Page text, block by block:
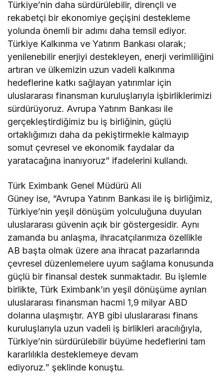
Türkiye’nin daha sürdürülebilir, dirençli ve
rekabetçi bir ekonomiye geçişini destekleme
yolunda önemli bir adımı daha temsil ediyor.
Türkiye Kalkınma ve Yatırım Bankası olarak;
yenilenebilir enerjiyi destekleyen, enerji verimliliğini
artıran ve ülkemizin uzun vadeli kalkınma
hedeflerine katkı sağlayan yatırımlar için
uluslararası finansman kuruluşlarıyla işbirliklerimizi
sürdürüyoruz. Avrupa Yatırım Bankası ile
gerçekleştirdiğimiz bu iş birliğinin, güçlü
ortaklığımızı daha da pekiştirmekle kalmayıp
somut çevresel ve ekonomik faydalar da
yaratacağına inanıyoruz” ifadelerini kullandı.
Türk Eximbank Genel Müdürü Ali
Güney ise, “Avrupa Yatırım Bankası ile iş birliğimiz,
Türkiye’nin yeşil dönüşüm yolculuğuna duyulan
uluslararası güvenin açık bir göstergesidir. Aynı
zamanda bu anlaşma, ihracatçılarımıza özellikle
AB başta olmak üzere ana ihracat pazarlarında
çevresel düzenlemelere uyum sağlama konusunda
güçlü bir finansal destek sunmaktadır. Bu işlemle
birlikte, Türk Eximbank’ın yeşil dönüşüme ayrılan
uluslararası finansman hacmi 1,9 milyar ABD
dolarına ulaşmıştır. AYB gibi uluslararası finans
kuruluşlarıyla uzun vadeli iş birlikleri aracılığıyla,
Türkiye’nin sürdürülebilir büyüme hedeflerini tam
kararlılıkla desteklemeye devam
ediyoruz.” şeklinde konuştu.